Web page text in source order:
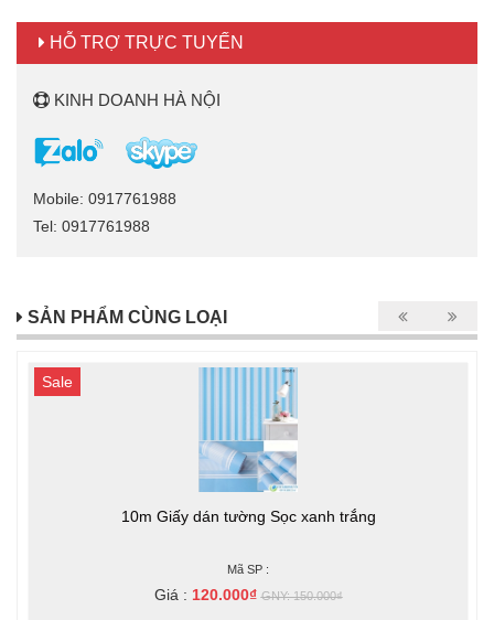
HỖ TRỢ TRỰC TUYẾN
KINH DOANH HÀ NỘI
Mobile: 0917761988
Tel: 0917761988
SẢN PHẨM CÙNG LOẠI
Sale
10m Giấy dán tường Sọc xanh trắng
Mã SP :
Giá : 120.000₫GNY: 150.000₫